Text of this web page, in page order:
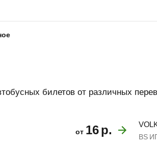
билетов от различных
от 16р.
BS